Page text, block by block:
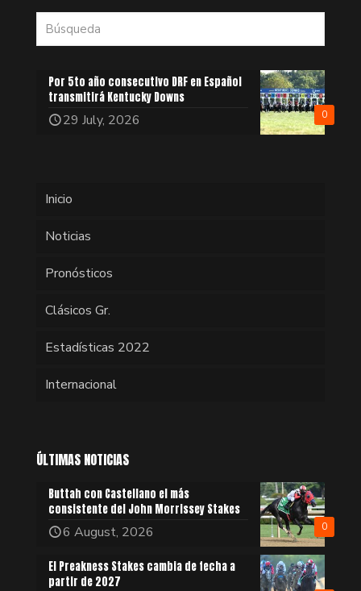
0
Por 5to año consecutivo DRF en Español
transmitirá Kentucky Downs
29 July, 2026
Inicio
Noticias
Pronósticos
Clásicos Gr.
Estadísticas 2022
Internacional
ÚLTIMAS NOTICIAS
0
Buttah con Castellano el más
consistente del John Morrissey Stakes
6 August, 2026
El Preakness Stakes cambia de fecha a
partir de 2027